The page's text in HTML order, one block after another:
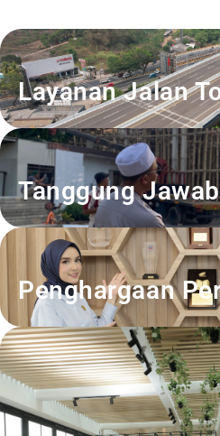
Layanan Jalan
Tanggung
Penghargaan